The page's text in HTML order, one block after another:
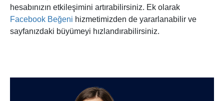
hesabınızın etkileşimini artırabilirsiniz. Ek olarak
Facebook Beğeni hizmetimizden de yararlanabilir ve
sayfanızdaki büyümeyi hızlandırabilirsiniz.